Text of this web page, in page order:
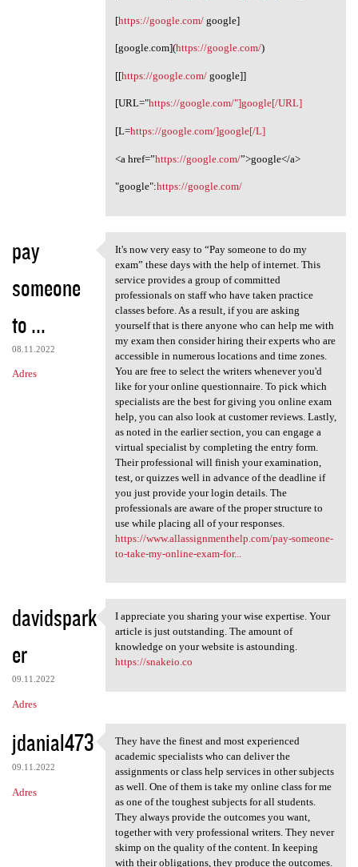
[https://google.com/google]
[google.com](https://google.com/)
[[https://google.com/google]]
[URL="https://google.com/"]google[/URL]
[L=https://google.com/]google[/L]
<a href=”https://google.com/”>google</a>
"google":https://google.com/
pay
someone
to ...
08.11.2022
Adres
It's now very easy to “Pay
It's now very easy to “Pay someone to do my
exam” these days with the help of internet. This
service provides a group of committed
professionals on staff who have taken practice
classes before. As a result, if you are asking
yourself that is there anyone who can help me with
my exam then consider hiring their experts who are
accessible in numerous locations and time zones.
You are free to select the writers whenever you'd
like for your online questionnaire. To pick which
specialists are the best for giving you online exam
help, you can also look at customer reviews. Lastly,
as noted in the earlier section, you can engage a
virtual specialist by completing the entry form.
Their professional will finish your examination,
test, or quizzes well in advance of the deadline if
you just provide your login details. The
professionals are aware of the proper structure to
use while placing all of your responses.
https://www.allassignmenthelp.com/pay-someone-
to-take-my-online-exam-for...
davidspark
er
09.11.2022
Adres
I appreciate you sharing your
I appreciate you sharing your wise expertise. Your
article is just outstanding. The amount of
knowledge on your website is astounding.
https://snakeio.co
jdanial473
09.11.2022
Adres
They have the finest and most
They have the finest and most experienced
academic specialists who can deliver the
assignments or class help services in other subjects
as well. One of them is take my online class for me
as one of the toughest subjects for all students.
They always provide the outcomes you want,
together with very professional writers. They never
skimp on the quality of the content. In keeping
with their obligations, they produce the outcomes.